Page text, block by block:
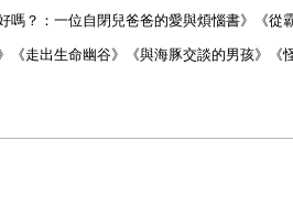
嗎？：一位自閉兒爸爸的愛與煩惱書》《
走出生命幽谷》《與海豚交談的男孩》《